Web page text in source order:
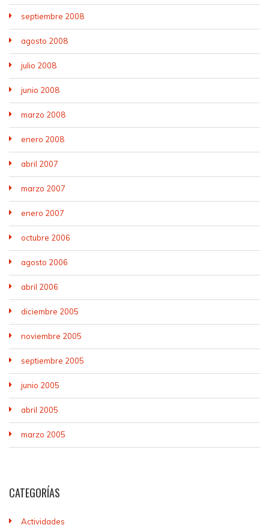
septiembre 2008
agosto 2008
julio 2008
junio 2008
marzo 2008
enero 2008
abril 2007
marzo 2007
enero 2007
octubre 2006
agosto 2006
abril 2006
diciembre 2005
noviembre 2005
septiembre 2005
junio 2005
abril 2005
marzo 2005
CATEGORÍAS
Actividades